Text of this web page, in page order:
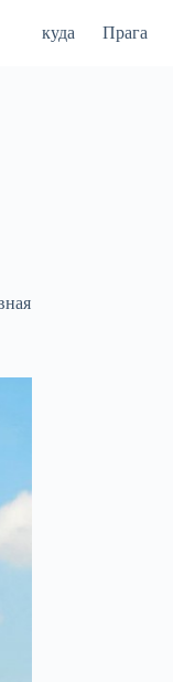
куда Прага